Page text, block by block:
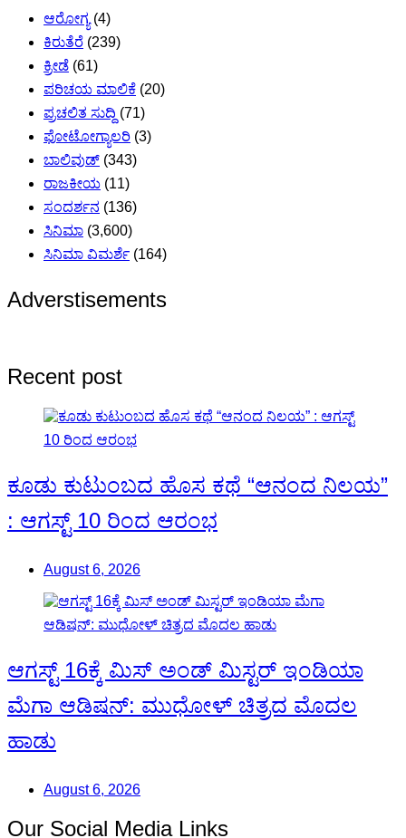
ಆರೋಗ್ಯ(4)
ಕಿರುತೆರೆ (239)
ಕ್ರೀಡೆ (61)
ಪರಿಚಯ ಮಾಲಿಕೆ (20)
ಪ್ರಚಲಿತ ಸುದ್ದಿ (71)
ಫೋಟೋಗ್ಯಾಲರಿ (3)
ಬಾಲಿವುಡ್ (343)
ರಾಜಕೀಯ (11)
ಸಂದರ್ಶನ (136)
ಸಿನಿಮಾ (3,600)
ಸಿನಿಮಾ ವಿಮರ್ಶೆ (164)
Adverstisements
Recent post
ಕೂಡು ಕುಟುಂಬದ ಹೊಸ ಕಥೆ “ಆನಂದ ನಿಲಯ”
: ಆಗಸ್ಟ್ 10 ರಿಂದ ಆರಂಭ
August 6, 2026
ಆಗಸ್ಟ್ 16ಕ್ಕೆ ಮಿಸ್ ಅಂಡ್ ಮಿಸ್ಟರ್ ಇಂಡಿಯಾ
ಮೆಗಾ ಆಡಿಷನ್: ಮುಧೋಳ್ ಚಿತ್ರದ ಮೊದಲ
ಹಾಡು
August 6, 2026
Our Social Media Links